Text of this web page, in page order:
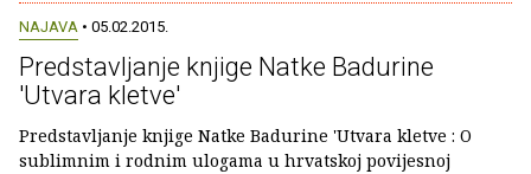
NAJAVA • 05.02.2015.
Predstavljanje knjige Natke Badurine
'Utvara kletve'
Predstavljanje knjige Natke Badurine 'Utvara kletve : O
sublimnim i rodnim ulogama u hrvatskoj povijesnoj